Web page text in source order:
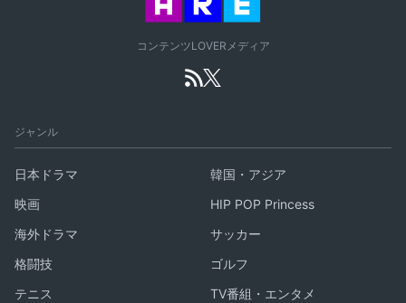
コンテンツLOVERメディア
ジャンル
日本ドラマ
韓国・アジア
映画
HIP POP Princess
海外ドラマ
サッカー
格闘技
ゴルフ
テニス
TV番組・エンタメ